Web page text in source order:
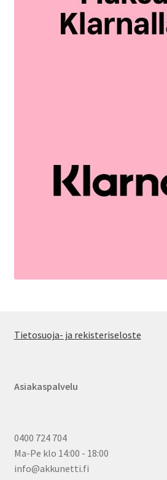
Tietosuoja- ja rekisteriseloste
Asiakaspalvelu
0400 724 704
Ma-Pe klo 14:00 - 18:00
info@akkunetti.fi